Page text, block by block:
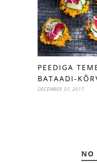
PEEDIGA
BATAADI-
DECEMBER 31, 2017
NO